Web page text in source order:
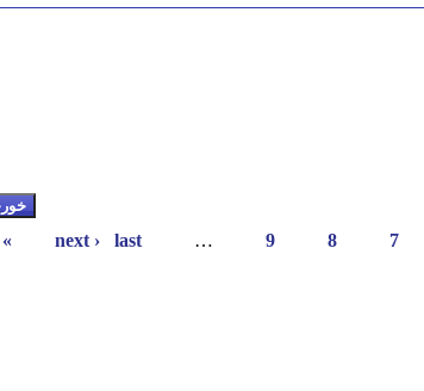
7
8
9
…
next › last »